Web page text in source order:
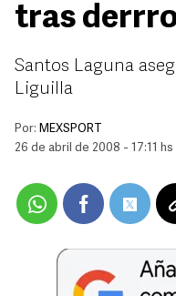
tras
Santos Laguna
Liguilla
Por: MEXSPORT
26 de abril de 2008 - 17:11 hs